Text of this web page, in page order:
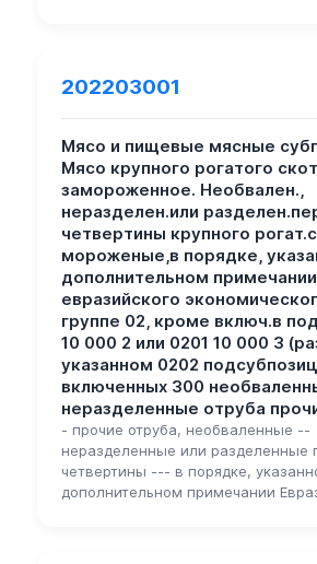
202203001
Мясо и пищевые мясные
Мясо крупного рогатого
замороженное. Необвален.,
неразделен.или
четвертины крупного
мороженые,в порядке,
дополнительном примечании
евразийского
группе 02, кроме включ.в
10 000 2 или 0201 10 000 3
указанном 0202
включенных 300
неразделенные отруба
- прочие отруба, необваленные --
неразделенные или разделенные
четвертины --- в порядке,
дополнительном примечании